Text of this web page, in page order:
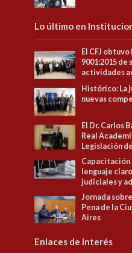
Lo último en
El CFJ
9001:2015 de
actividades
Histórico: La
nuevas
El Dr. Carlos
Real
Legislación
Capacitación
lenguaje
judiciales y
Jornada
Pena de la
Aires
Enlaces de interés